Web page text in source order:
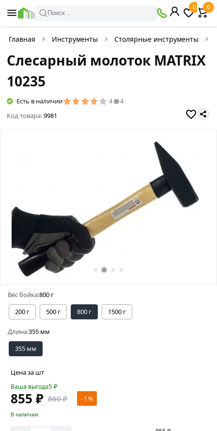
Поиск ..
0 0
Главная Инструменты Столярные инструменты
Слесарный молоток MATRIX
10235
Есть в наличии 4
4
Код товара:9981
Вес бойка:800 г
200 г
500 г 800 г 1500 г
Длина:355 мм
355 мм
Цена за шт
Ваша выгода5 ₽
855 ₽ 860 ₽ - 1 %
В наличии